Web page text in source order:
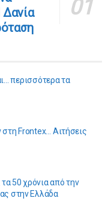
περισσότερα τα
Frontex… Αιτήσεις
50 χρόνια από την
στην Ελλάδα